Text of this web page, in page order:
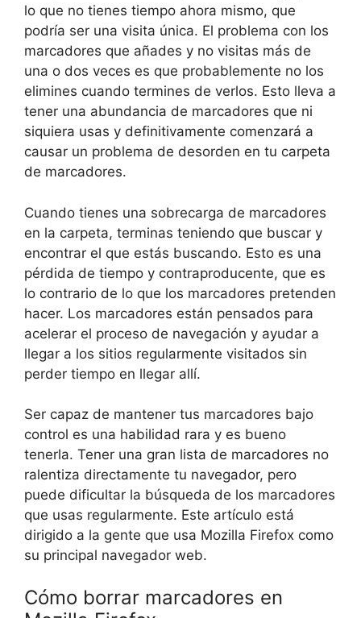
lo que no tienes tiempo ahora mismo, que
podría ser una visita única. El problema con los
marcadores que añades y no visitas más de
una o dos veces es que probablemente no los
elimines cuando termines de verlos. Esto lleva a
tener una abundancia de marcadores que ni
siquiera usas y definitivamente comenzará a
causar un problema de desorden en tu carpeta
de marcadores.
Cuando tienes una sobrecarga de marcadores
en la carpeta, terminas teniendo que buscar y
encontrar el que estás buscando. Esto es una
pérdida de tiempo y contraproducente, que es
lo contrario de lo que los marcadores pretenden
hacer. Los marcadores están pensados para
acelerar el proceso de navegación y ayudar a
llegar a los sitios regularmente visitados sin
perder tiempo en llegar allí.
Ser capaz de mantener tus marcadores bajo
control es una habilidad rara y es bueno
tenerla. Tener una gran lista de marcadores no
ralentiza directamente tu navegador, pero
puede dificultar la búsqueda de los marcadores
que usas regularmente. Este artículo está
dirigido a la gente que usa Mozilla Firefox como
su principal navegador web.
Cómo borrar marcadores en